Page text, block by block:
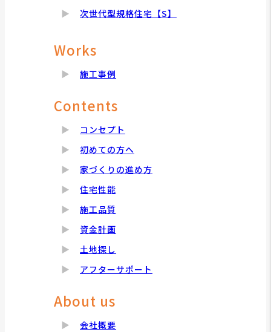
次世代型規格住宅【S】
Works
施工事例
Contents
コンセプト
初めての方へ
家づくりの進め方
住宅性能
施工品質
資金計画
土地探し
アフターサポート
About us
会社概要